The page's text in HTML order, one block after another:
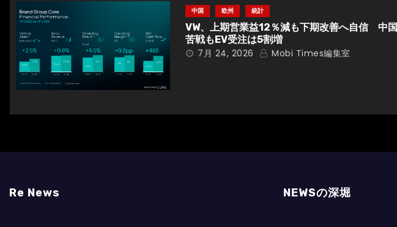
ン
中国 欧州 統計
VW、上期営業益12％減も下期改善へ自信 中国
苦戦もEV受注は5割増
7月 24, 2026 Mobi Times編集室
Re News NEWSの深堀